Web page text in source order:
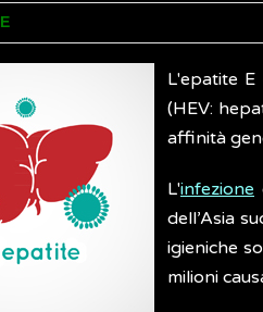
L'epatite E
(HEV:
affinità
L'infezione
dell’Asia
igieniche
milioni